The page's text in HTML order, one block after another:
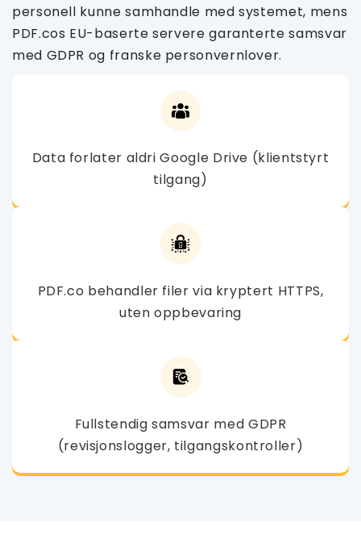
personell kunne samhandle med systemet, mens
PDF.cos EU-baserte servere garanterte samsvar
med GDPR og franske personvernlover.
Data forlater aldri Google Drive (klientstyrt
tilgang)
PDF.co behandler filer via kryptert HTTPS,
uten oppbevaring
Fullstendig samsvar med GDPR
(revisjonslogger, tilgangskontroller)